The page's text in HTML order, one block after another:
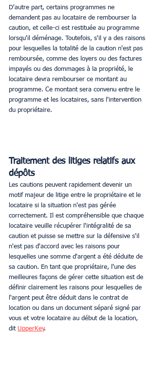
D'autre part, certains programmes ne
demandent pas au locataire de rembourser la
caution, et celle-ci est restituée au programme
lorsqu'il déménage. Toutefois, s'il y a des raisons
pour lesquelles la totalité de la caution n'est pas
remboursée, comme des loyers ou des factures
impayés ou des dommages à la propriété, le
locataire devra rembourser ce montant au
programme. Ce montant sera convenu entre le
programme et les locataires, sans l'intervention
du propriétaire.
Traitement des litiges relatifs aux
dépôts
Les cautions peuvent rapidement devenir un
motif majeur de litige entre le propriétaire et le
locataire si la situation n'est pas gérée
correctement. Il est compréhensible que chaque
locataire veuille récupérer l'intégralité de sa
caution et puisse se mettre sur la défensive s'il
n'est pas d'accord avec les raisons pour
lesquelles une somme d'argent a été déduite de
sa caution. En tant que propriétaire, l'une des
meilleures façons de gérer cette situation est de
définir clairement les raisons pour lesquelles de
l'argent peut être déduit dans le contrat de
location ou dans un document séparé signé par
vous et votre locataire au début de la location,
dit UpperKey.